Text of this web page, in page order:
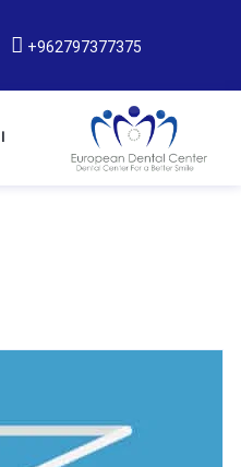
962797377375+